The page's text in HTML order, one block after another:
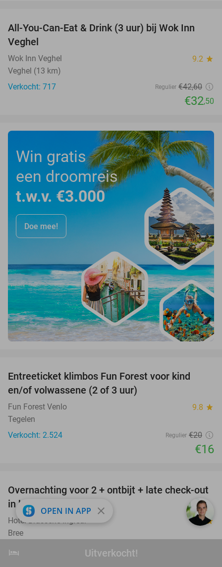
Uitverkocht!
hotel Uitverkocht!
24%
All-You-Can-Eat & Drink (3 uur) bij Wok Inn
Veghel
Wok Inn Veghel 9.2 star
Veghel (13 km)
Verkocht: 717
Regulier €42,60
€32,50
Win gratis
een droomreis
t.w.v. €3.000
Doe mee!
Entreeticket klimbos Fun Forest voor kind
en/of volwassene (2 of 3 uur)
Fun Forest Venlo 9.8 star
Tegelen
Verkocht: 2.524
Regulier €20
€16
41%
TODAY
Overnachting voor 2 + ontbijt + late check-out
in hartje Bree
Hotel Brasserie Ingredi 8.9star
Bree
Verkocht: 1
OPEN IN APP close